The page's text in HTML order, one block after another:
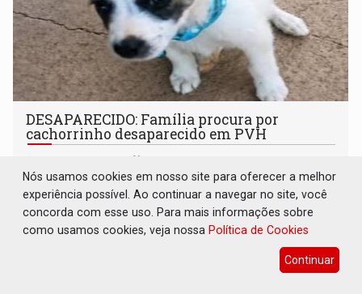
DESAPARECIDO: Família procura por
cachorrinho desaparecido em PVH
Animal usa coleira azul e a família pede ajuda para
encontrá-lo
Nós usamos cookies em nosso site para oferecer a melhor
experiência possível. Ao continuar a navegar no site, você
concorda com esse uso. Para mais informações sobre
como usamos cookies, veja nossa Política de Cookies
Continuar